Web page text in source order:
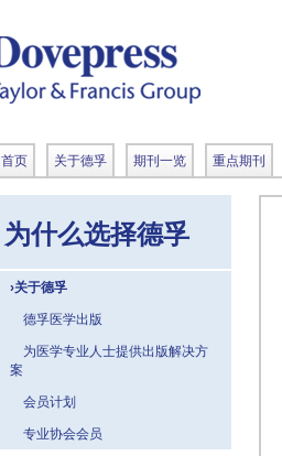
首页 关于德孚 期刊一览 重点期刊
为什么选择德孚
›关于德孚
德孚医学出版
为医学专业人士提供出版解决方
案
会员计划
专业协会会员